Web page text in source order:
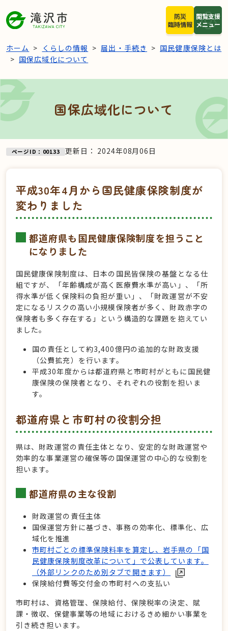
閲覧支援
メニュー
防災
臨時情報
ホーム くらしの情報 届出・手続き
国民健康保険とは
国保広域化について
国保広域化について
ページID：00133 更新日： 2024年08月06日
平成30年4月から国民健康保険制度が
変わりました
都道府県も国民健康保険制度を担うこと
になりました
国民健康保険制度は、日本の国民皆保険の基盤となる仕
組ですが、「年齢構成が高く医療費水準が高い」、「所
得水準が低く保険料の負担が重い」、「財政運営が不安
定になるリスクの高い小規模保険者が多く、財政赤字の
保険者も多く存在する」という構造的な課題を抱えてい
ました。
国の責任として約3,400億円の追加的な財政支援
（公費拡充）を行います。
平成30年度からは都道府県と市町村がともに国民健
康保険の保険者となり、それぞれの役割を担いま
す。
都道府県と市町村の役割分担
県は、財政運営の責任主体となり、安定的な財政運営や
効率的な事業運営の確保等の国保運営の中心的な役割を
担います。
都道府県の主な役割
財政運営の責任主体
国保運営方針に基づき、事務の効率化、標準化、広
域化を推進
市町村ごとの標準保険料率を算定し、岩手県の「国
民健康保険制度改革について」で公表しています。
（外部リンクのため別タブで開きます）
保険給付費等交付金の市町村への支払い
市町村は、資格管理、保険給付、保険税率の決定、賦
課・徴収、保健事業等の地域におけるきめ細かい事業を
引き続き担います。